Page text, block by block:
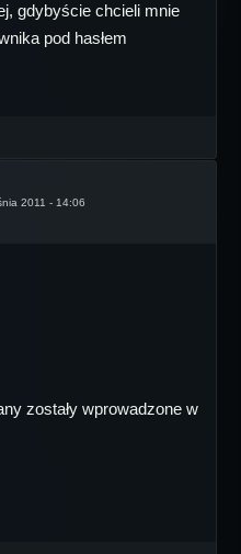
gdybyście chcieli mnie
pod hasłem
2011 - 14:06
zostały wprowadzone w